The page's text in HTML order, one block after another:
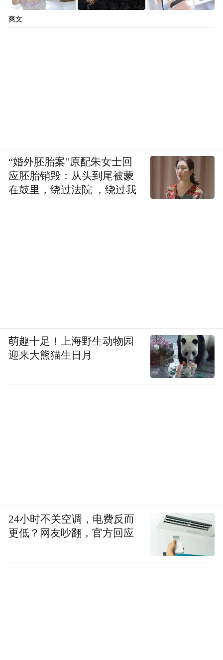
爽文
“婚外胚胎案”原配朱女士回
应胚胎销毁：从头到尾被蒙
在鼓里，绕过法院 ，绕过我
萌趣十足！上海野生动物园
迎来大熊猫生日月
24小时不关空调，电费反而
更低？网友吵翻，官方回应